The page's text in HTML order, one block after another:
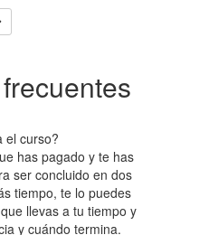
el curso?
has pagado y te has
ser concluido en dos
tiempo, te lo puedes
llevas a tu tiempo y
y cuándo termina.